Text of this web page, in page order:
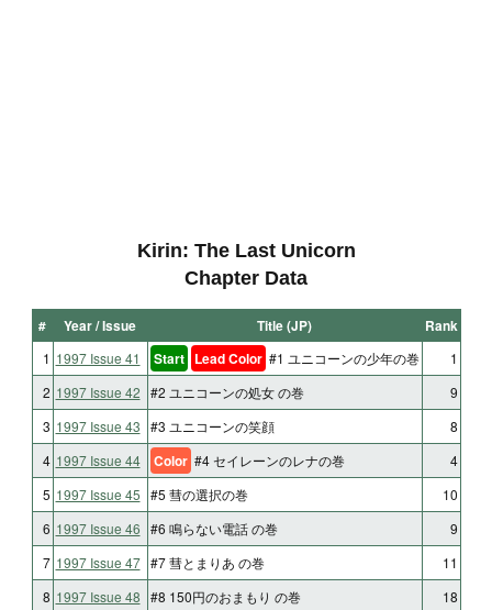
Kirin: The Last Unicorn
Chapter Data
# Year / Issue Title (JP) Rank
1 1997 Issue 41 Start Lead Color #1 ユニコーンの少年の巻
1
2 1997 Issue 42 #2 ユニコーンの処女 の巻
9
3 1997 Issue 43 #3 ユニコーンの笑顔
8
4 1997 Issue 44 Color #4 セイレーンのレナの巻
4
5 1997 Issue 45 #5 彗の選択の巻
10
6 1997 Issue 46 #6 鳴らない電話 の巻
9
7 1997 Issue 47 #7 彗とまりあ の巻
11
8 1997 Issue 48 #8 150円のおまもり の巻
18